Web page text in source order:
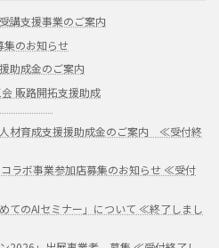
講支援事業のご案内
集のお知らせ
助成金のご案内
販路開拓支援助成
人材育成支援援助成金のご案内 ≪受付終
コラボ事業参加店募集のお知らせ ≪受付
てのAIセミナー」について ≪終了しまし